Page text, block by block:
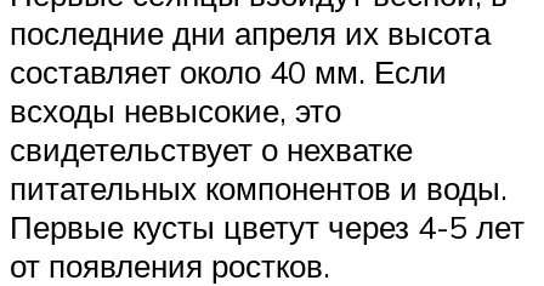
последние дни апреля их высота
составляет около 40 мм. Если
всходы невысокие, это
свидетельствует о нехватке
питательных компонентов и воды.
Первые кусты цветут через 4-5 лет
от появления ростков.